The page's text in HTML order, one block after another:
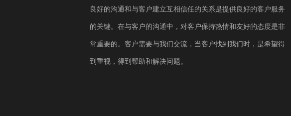
良好的沟通和与客户建立互相信任的关系是提供良好的客户服务
的关键。在与客户的沟通中，对客户保持热情和友好的态度是非
常重要的。客户需要与我们交流，当客户找到我们时，是希望得
到重视，得到帮助和解决问题。